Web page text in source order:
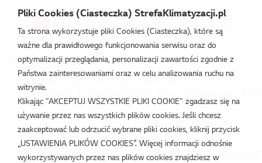
Strefa Klimatyzacji /S(XX)EC
Atest higieniczny_jednostki
lut 18, 2026
Atest higieniczny_jednostki
Pliki Cookies (Ciasteczka) StrefaKlimatyzacji.pl
Ta strona wykorzystuje pliki Cookies (Ciasteczka), które są
ważne dla prawidłowego funkcjonowania serwisu oraz do
optymalizacji przeglądania, personalizacji zawartości zgodnie z
Państwa zainteresowaniami oraz w celu analizowania ruchu na
witrynie.
Klikając "AKCEPTUJ WSZYSTKIE PLIKI COOKIE" zgadzasz się na
używanie przez nas wszystkich plików cookies. Jeśli chcesz
zaakceptować lub odrzucić wybrane pliki cookies, kliknij przycisk
„USTAWIENIA PLIKÓW COOKIES”. Więcej informacji odnośnie
wykorzystywanych przez nas plików cookies znajdziesz w